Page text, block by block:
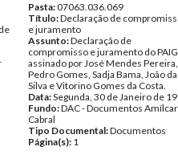
Pasta:07063.036.069
Título:Declaração de
e juramento
Assunto:Declaração de
compromisso e juramento do
assinado por José Mendes Pereira,
Pedro Gomes, Sadja Bama, João da
Silva e Vitorino Gomes da Costa.
Data:Segunda, 30 de Janeiro de
Fundo:DAC - Documentos Amílcar
Cabral
Tipo Documental:Documentos
Página(s): 1